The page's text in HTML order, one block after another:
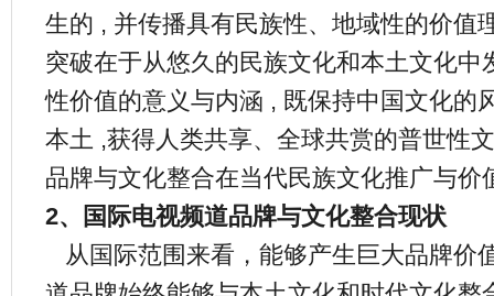
生的 , 并传播具有民族性、地域性的价
突破在于从悠久的民族文化和本土文化中
性价值的意义与内涵 , 既保持中国文化的
本土 ,获得人类共享、全球共赏的普世性
品牌与文化整合在当代民族文化推广与价
2、国际电视频道品牌与文化整合现状
从国际范围来看，能够产生巨大品牌价